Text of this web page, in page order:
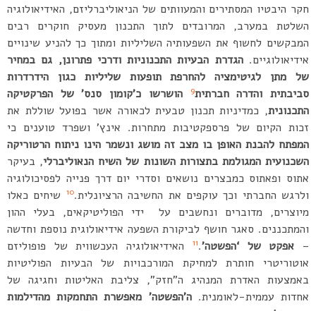
חקר היבטיו המסתירים והמעוותים של הניאוליברליזם, האידיאולוגיה
השלטת במערב, המרובדים לתוך התכנון מעסיק חוקרים רבים
המבקשים לחשוף את השפעותיה השליליות ומתוך כך להניע שינויים
אידיאולוגיים.הגדרת הבעיות התכנוניות ודרכי פתרונן, גם במחיר
של מתן לגיטימציה להחרפת תופעות שליליות כגון הידרדרות
סביבתית והדרה חברתית9
הושרשו כ’קומון סנס’ של הפרקטיקה
התכנונית, כמדיניות תכנון טבעית לכאורה אשר בפועל שוללת את
זכות הקיום של פרספקטיבות מתחרות. אינץ’ ושפרד טוענים כי
המפתח להבנת האופן בו מצב זה מושג ונשמר הינו ניתוח הרטוריקה
השכנועית המגולמת בתצורות השונות של השיח הנאוליברלי, בעיקר
אתוס ופאתוס כמבצרים נושאים וסדרי יום דרך פנייה לפסיכולוגיה
ולרגש החברתי וכך עוקפים את החשיבה הרציונלית.10 שיחים כאלו
מיוצרים, מדוברים ונחשבים על ידי הפוליטיקאים, בעלי ההון
והמתכננים. סאגר חושף לביקורת השפעה אידיאולוגית נוספת וחדשה
– אפקט של ‘הפשטה’.
11
האידיאולוגיה העכשווית של פופוליזם
אוטוריטרי חותרת למחיקת המורכבויות של הבעיות הפוליטיות
באמצעות האדרת המנהיג ה”חזק”, צליבת האליטות וחגיגה של
אחדות עממית-לאומנית.ה’הפשטה’ מאפשרת התחמקות מהדילמות